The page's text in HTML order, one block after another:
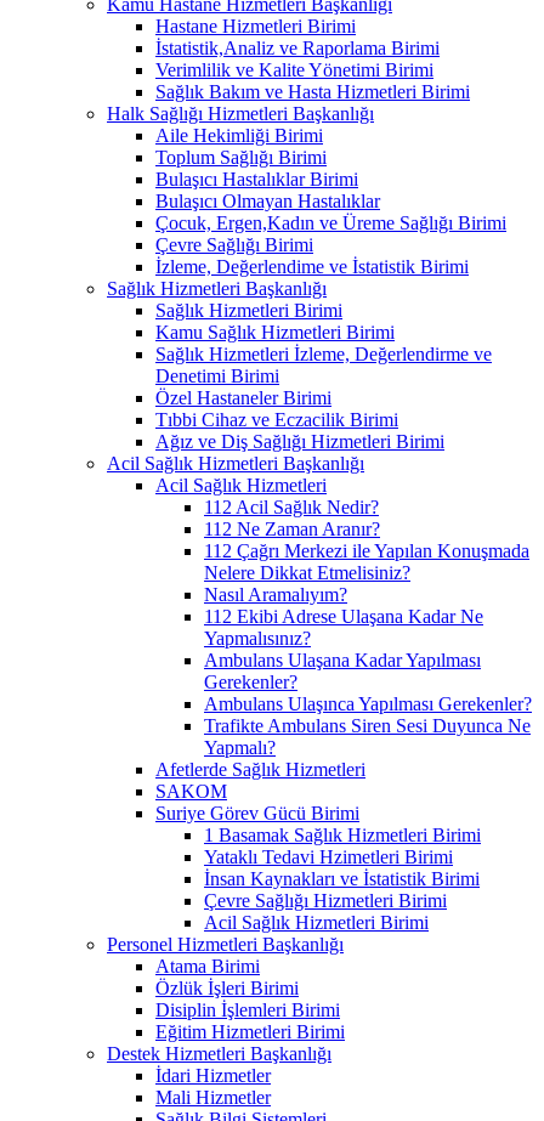
Hastane Hizmetleri Birimi
İstatistik,Analiz ve Raporlama Birimi
Verimlilik ve Kalite Yönetimi Birimi
Sağlık Bakım ve Hasta Hizmetleri Birimi
Halk Sağlığı Hizmetleri Başkanlığı
Aile Hekimliği Birimi
Toplum Sağlığı Birimi
Bulaşıcı Hastalıklar Birimi
Bulaşıcı Olmayan Hastalıklar
Çocuk, Ergen,Kadın ve Üreme Sağlığı Birimi
Çevre Sağlığı Birimi
İzleme, Değerlendime ve İstatistik Birimi
Sağlık Hizmetleri Başkanlığı
Sağlık Hizmetleri Birimi
Kamu Sağlık Hizmetleri Birimi
Sağlık Hizmetleri İzleme, Değerlendirme ve
Denetimi Birimi
Özel Hastaneler Birimi
Tıbbi Cihaz ve Eczacilik Birimi
Ağız ve Diş Sağlığı Hizmetleri Birimi
Acil Sağlık Hizmetleri Başkanlığı
Acil Sağlık Hizmetleri
112 Acil Sağlık Nedir?
112 Ne Zaman Aranır?
112 Çağrı Merkezi ile Yapılan Konuşmada
Nelere Dikkat Etmelisiniz?
Nasıl Aramalıyım?
112 Ekibi Adrese Ulaşana Kadar Ne
Yapmalısınız?
Ambulans Ulaşana Kadar Yapılması
Gerekenler?
Ambulans Ulaşınca Yapılması Gerekenler?
Trafikte Ambulans Siren Sesi Duyunca Ne
Yapmalı?
Afetlerde Sağlık Hizmetleri
SAKOM
Suriye Görev Gücü Birimi
1 Basamak Sağlık Hizmetleri Birimi
Yataklı Tedavi Hzimetleri Birimi
İnsan Kaynakları ve İstatistik Birimi
Çevre Sağlığı Hizmetleri Birimi
Acil Sağlık Hizmetleri Birimi
Personel Hizmetleri Başkanlığı
Atama Birimi
Özlük İşleri Birimi
Disiplin İşlemleri Birimi
Eğitim Hizmetleri Birimi
Destek Hizmetleri Başkanlığı
İdari Hizmetler
Mali Hizmetler